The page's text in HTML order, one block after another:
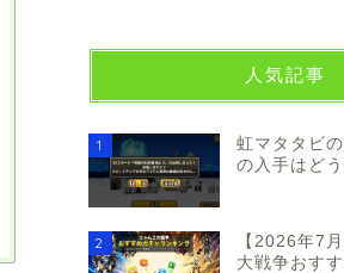
人気記事
1
虹マタタビ
の入手はど
2
【2026年7
大戦争おす